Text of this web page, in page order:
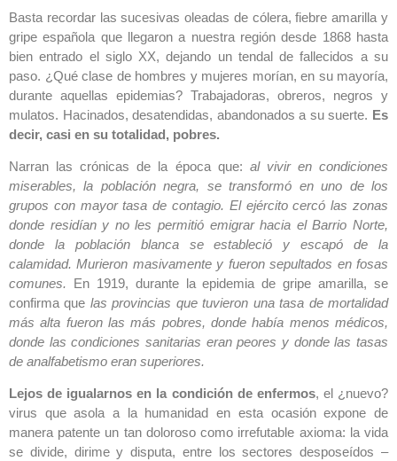
Basta recordar las sucesivas oleadas de cólera, fiebre amarilla y
gripe española que llegaron a nuestra región desde 1868 hasta
bien entrado el siglo XX, dejando un tendal de fallecidos a su
paso. ¿Qué clase de hombres y mujeres morían, en su mayoría,
durante aquellas epidemias? Trabajadoras, obreros, negros y
mulatos. Hacinados, desatendidas, abandonados a su suerte. Es
decir, casi en su totalidad, pobres.
Narran las crónicas de la época que: al vivir en condiciones
miserables, la población negra, se transformó en uno de los
grupos con mayor tasa de contagio. El ejército cercó las zonas
donde residían y no les permitió emigrar hacia el Barrio Norte,
donde la población blanca se estableció y escapó de la
calamidad. Murieron masivamente y fueron sepultados en fosas
comunes. En 1919, durante la epidemia de gripe amarilla, se
confirma que las provincias que tuvieron una tasa de mortalidad
más alta fueron las más pobres, donde había menos médicos,
donde las condiciones sanitarias eran peores y donde las tasas
de analfabetismo eran superiores.
Lejos de igualarnos en la condición de enfermos, el ¿nuevo?
virus que asola a la humanidad en esta ocasión expone de
manera patente un tan doloroso como irrefutable axioma: la vida
se divide, dirime y disputa, entre los sectores desposeídos –